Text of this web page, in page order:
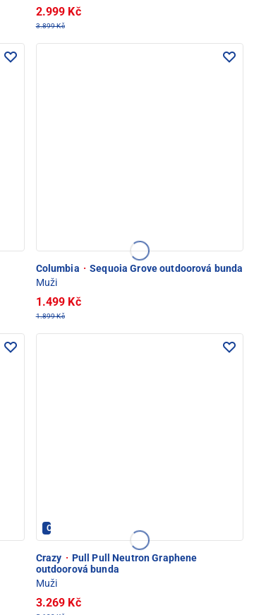
2.999 Kč
3.899 Kč
Columbia · Sequoia Grove outdoorová bunda
Muži
1.499 Kč
1.899 Kč
Crazy - PEC POD SNĚŽKOU
Crazy · Pull Pull Neutron Graphene
outdoorová bunda
Muži
3.269 Kč